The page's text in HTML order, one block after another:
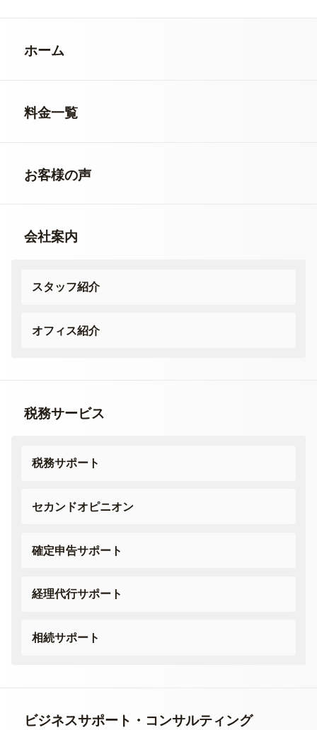
ホーム
料金一覧
お客様の声
会社案内
スタッフ紹介
オフィス紹介
税務サービス
税務サポート
セカンドオピニオン
確定申告サポート
経理代行サポート
相続サポート
ビジネスサポート・ コンサルティング